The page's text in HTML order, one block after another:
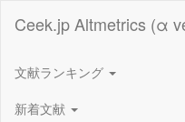
Ceek.jp Altmetrics (α
文献ランキング
新着文献